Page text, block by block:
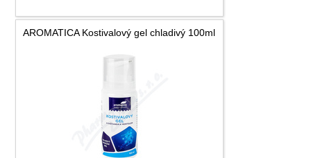
AROMATICA Kostivalový gel chladivý 100ml